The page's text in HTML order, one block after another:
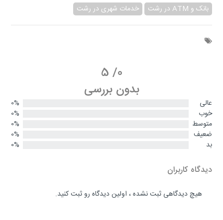
بانک و ATM در رشت خدمات شهری در رشت
0
/
5
بدون بررسی
عالی
0%
خوب
0%
متوسط
0%
ضعیف
0%
بد
0%
دیدگاه کاربران
هیچ دیدگاهی ثبت نشده ، اولین دیدگاه رو ثبت کنید.